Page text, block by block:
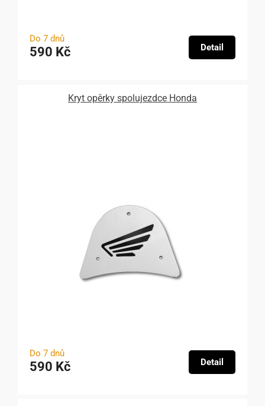
Do 7 dnů
590 Kč Detail
Kryt opěrky spolujezdce Honda
Do 7 dnů
590 Kč Detail